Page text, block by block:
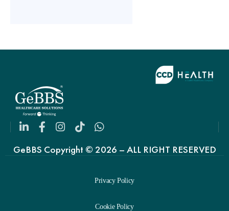
GeBBS Copyright © 2026 – ALL RIGHT RESERVED
Privacy Policy
Cookie Policy